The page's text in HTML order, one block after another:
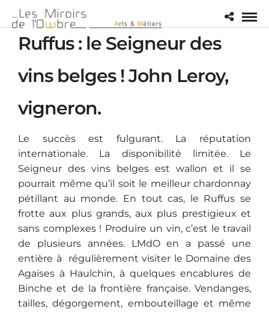
Ruffus : le Seigneur des
vins belges ! John Leroy,
vigneron.
Le succès est fulgurant. La réputation
internationale. La disponibilité limitée. Le
Seigneur des vins belges est wallon et il se
pourrait même qu’il soit le meilleur chardonnay
pétillant au monde. En tout cas, le Ruffus se
frotte aux plus grands, aux plus prestigieux et
sans complexes ! Produire un vin, c’est le travail
de plusieurs années. LMdO en a passé une
entière à régulièrement visiter le Domaine des
Agaises à Haulchin, à quelques encablures de
Binche et de la frontière française. Vendanges,
tailles, dégorgement, embouteillage et même